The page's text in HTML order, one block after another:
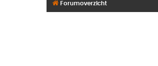
Forumoverzicht